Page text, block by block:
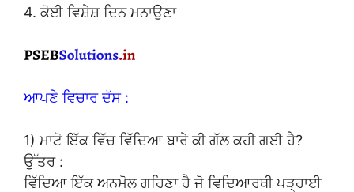
4. ਕੋਈ ਵਿਸ਼ੇਸ਼ ਦਿਨ ਮਨਾਉਣਾ
ਆਪਣੇ ਵਿਚਾਰ ਦੱਸ :
1) ਮਾਟੋ ਇੱਕ ਵਿੱਚ ਵਿੱਦਿਆ ਬਾਰੇ ਕੀ ਗੱਲ ਕਹੀ ਗਈ ਹੈ?
ਉੱਤਰ :
ਵਿੱਦਿਆ ਇੱਕ ਅਨਮੋਲ ਗਹਿਣਾ ਹੈ ਜੋ ਵਿਦਿਆਰਥੀ ਪੜ੍ਹਾਈ